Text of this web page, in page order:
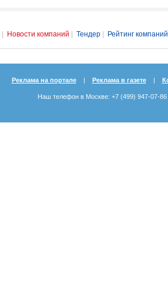
Новости компаний Тендер Рейтинг компаний
Реклама на портале| Реклама в газете|
Наш телефон в Москве: +7 (499) 947-07-86